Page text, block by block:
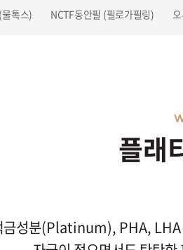
톡스) NCTF동안필 (필로가필링)
플래
금성분(Platinum), PHA, LHA